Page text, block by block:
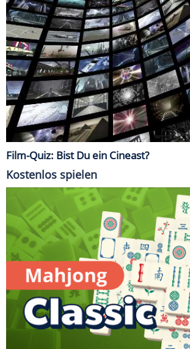
Film-Quiz: Bist Du ein Cineast?
Kostenlos spielen